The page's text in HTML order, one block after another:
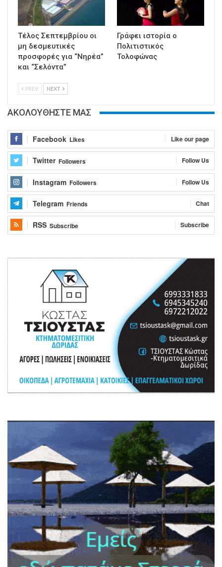
Τέλος Σεπτεμβρίου οι
μη δεσμευτικές
προσφορές για “Νηρέα”
και “Σελόντα”
Γράφει ιστορία ο
Πολιτιστικός
Τολοφώνας
PREV NEXT
ΑΚΟΛΟΥΘΗΣΤΕ ΜΑΣ
Facebook Likes Like our page
Twitter Followers Follow Us
Instagram Followers Follow Us
Telegram Friends Chat
RSS Subscribe Subscribe